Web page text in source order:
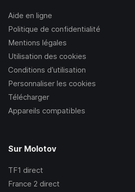
Aide en ligne
Politique de confidentialité
Mentions légales
Utilisation des cookies
Conditions d’utilisation
Personnaliser les cookies
Télécharger
Appareils compatibles
Sur Molotov
TF1 direct
France 2 direct